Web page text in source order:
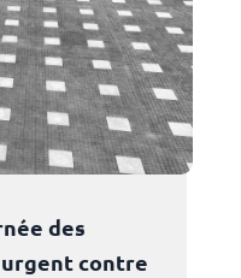
des
contre